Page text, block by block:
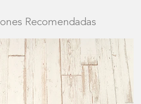
Recomendadas